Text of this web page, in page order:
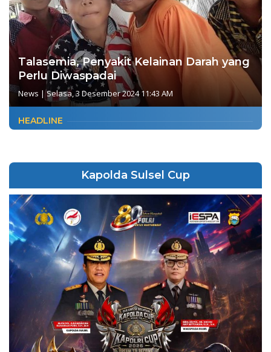
Talasemia, Penyakit Kelainan Darah yang
Perlu Diwaspadai
News |Selasa, 3 Desember 2024 11:43 AM
HEADLINE
Kapolda Sulsel Cup